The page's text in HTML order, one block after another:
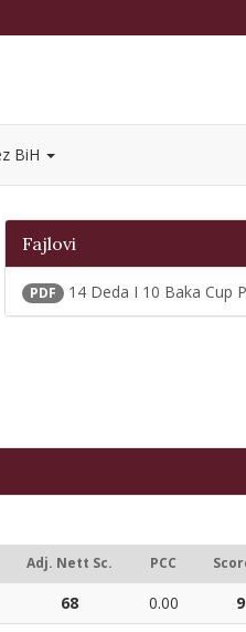
BiH
Fajlovi
PDF 14 Deda I 10 Baka Cup
Adj. Nett Sc. PCC
68 0.00